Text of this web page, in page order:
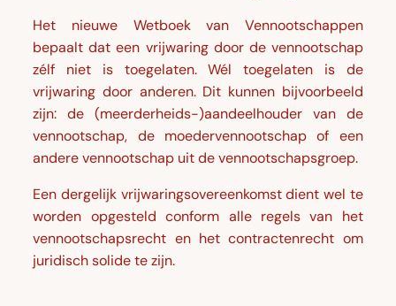
Het nieuwe Wetboek van Vennootschappen
bepaalt dat een vrijwaring door de vennootschap
zélf niet is toegelaten. Wél toegelaten is de
vrijwaring door anderen. Dit kunnen bijvoorbeeld
zijn: de (meerderheids-)aandeelhouder van de
vennootschap, de moedervennootschap of een
andere vennootschap uit de vennootschapsgroep.
Een dergelijk vrijwaringsovereenkomst dient wel te
worden opgesteld conform alle regels van het
vennootschapsrecht en het contractenrecht om
juridisch solide te zijn.